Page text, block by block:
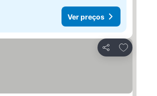
Ver preços
Partilhar
Adicionar